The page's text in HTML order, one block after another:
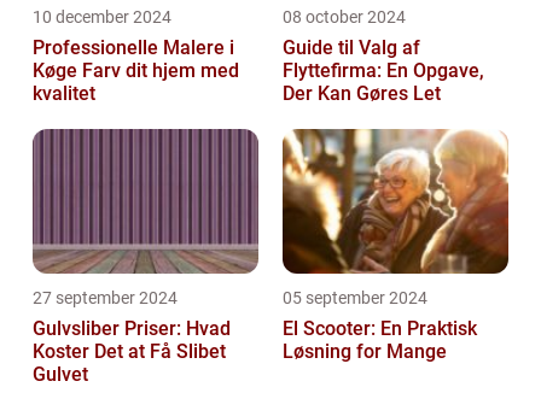
10 december 2024
Professionelle Malere i
Køge Farv dit hjem med
kvalitet
08 october 2024
Guide til Valg af
Flyttefirma: En Opgave,
Der Kan Gøres Let
27 september 2024
Gulvsliber Priser: Hvad
Koster Det at Få Slibet
Gulvet
05 september 2024
El Scooter: En Praktisk
Løsning for Mange